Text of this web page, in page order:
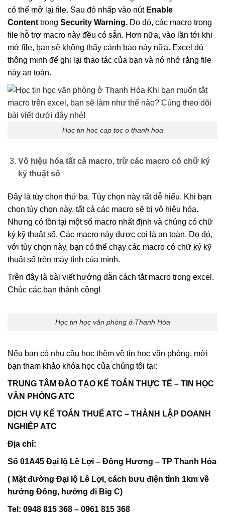
có thể mở lại file. Sau đó nhấp vào nút Enable
Content trong Security Warning. Do đó, các macro trong
file hỗ trợ macro này đều có sẵn. Hơn nữa, vào lần tới khi
mở file, bạn sẽ không thấy cảnh báo này nữa. Excel đủ
thông minh để ghi lại thao tác của bạn và nó nhớ rằng file
này an toàn.
Hoc tin hoc cap toc o thanh hoa
Vô hiệu hóa tất cả macro, trừ các macro có chữ ký
kỹ thuật số
Đây là tùy chọn thứ ba. Tùy chọn này rất dễ hiểu. Khi bạn
chọn tùy chọn này, tất cả các macro sẽ bị vô hiệu hóa.
Nhưng có tồn tại một số macro nhất định và chúng có chữ
ký kỹ thuật số. Các macro này được coi là an toàn. Do đó,
với tùy chọn này, bạn có thể chạy các macro có chữ ký kỹ
thuật số trên máy tính của mình.
Trên đây là bài viết hướng dẫn cách tắt macro trong excel.
Chúc các bạn thành công!
Học tin học văn phòng ở Thanh Hóa
Nếu bạn có nhu cầu học thêm về tin học văn phòng, mời
bạn tham khảo khóa học của chúng tôi tại:
TRUNG TÂM ĐÀO TẠO KẾ TOÁN THỰC TẾ – TIN HỌC
VĂN PHÒNG ATC
DỊCH VỤ KẾ TOÁN THUẾ ATC – THÀNH LẬP DOANH
NGHIỆP ATC
Địa chỉ:
Số 01A45 Đại lộ Lê Lợi – Đông Hương – TP Thanh Hóa
( Mặt đường Đại lộ Lê Lợi, cách bưu điện tỉnh 1km về
hướng Đông, hướng đi Big C)
Tel: 0948 815 368 – 0961 815 368